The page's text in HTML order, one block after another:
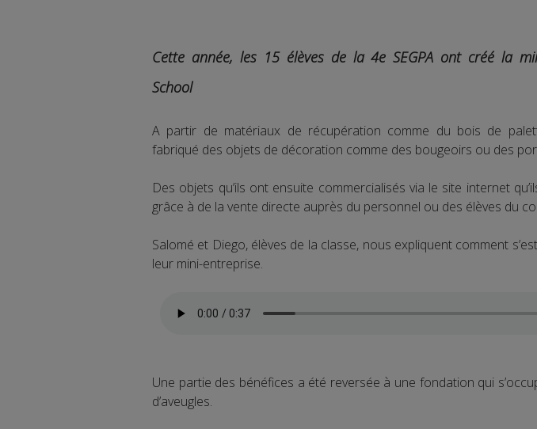
Cette année, les 15 élèves de la 4e SEGPA ont créé la
School
A partir de matériaux de récupération comme du bois de
fabriqué des objets de décoration comme des bougeoirs ou des
Des objets qu’ils ont ensuite commercialisés via le site internet
grâce à de la vente directe auprès du personnel ou des élèves du
Salomé et Diego, élèves de la classe, nous expliquent comment
leur mini-entreprise.
Une partie des bénéfices a été reversée à une fondation qui
d’aveugles.